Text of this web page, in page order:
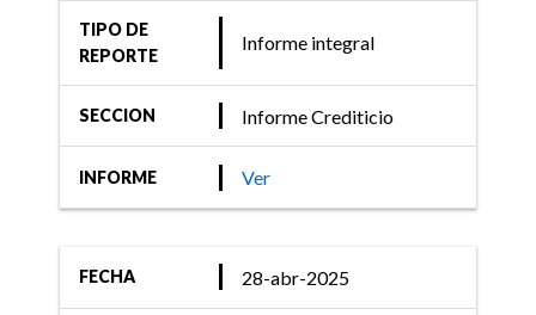
Informe Crediticio
FIX (afiliada de Fitch
Ratings) confirma la
calificación de Scotiabank
Uruguay S.A.
27-may-2020
TIPO DE
REPORTE
Informe integral
SECCION Informe Crediticio
INFORME Ver
FECHA 28-abr-2025